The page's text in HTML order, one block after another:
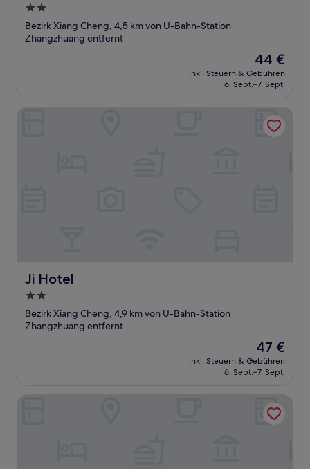
2.0-
Sterne-
Unterkunft
Bezirk Xiang Cheng, 4,5 km von U-Bahn-Station
Zhangzhuang entfernt
Der
Preis
beträgt
44 €
inkl. Steuern & Gebühren
6. Sept.–7. Sept.
Ji Hotel
Ji Hotel
2.0-
Sterne-
Unterkunft
Bezirk Xiang Cheng, 4,9 km von U-Bahn-Station
Zhangzhuang entfernt
Der
Preis
beträgt
47 €
inkl. Steuern & Gebühren
6. Sept.–7. Sept.